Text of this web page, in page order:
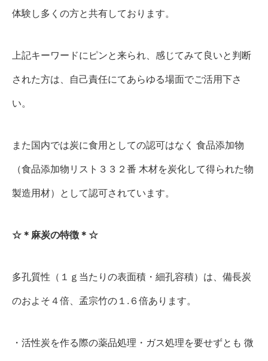
体験し多くの方と共有しております。
上記キーワードにピンと来られ、感じてみて良いと判断
された方は、自己責任にてあらゆる場面でご活用下さ
い。
また国内では炭に食用としての認可はなく 食品添加物
（食品添加物リスト３３２番 木材を炭化して得られた物
製造用材）として認可されています。
☆＊麻炭の特徴＊☆
多孔質性（１ｇ当たりの表面積・細孔容積）は、備長炭
のおよそ４倍、孟宗竹の１.６倍あります。
・活性炭を作る際の薬品処理・ガス処理を要せずとも 微